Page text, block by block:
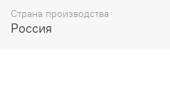
Страна производства
Россия